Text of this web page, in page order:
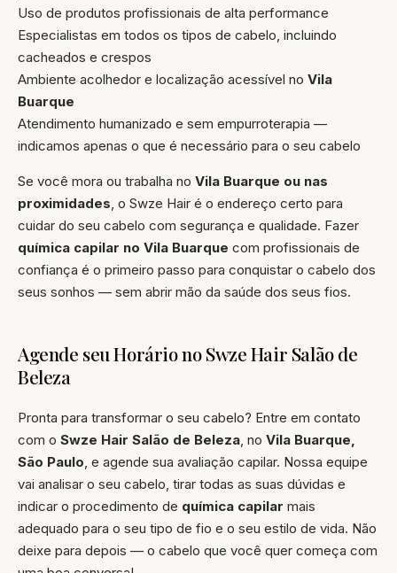
Uso de produtos profissionais de alta performance
Especialistas em todos os tipos de cabelo, incluindo
cacheados e crespos
Ambiente acolhedor e localização acessível no Vila
Buarque
Atendimento humanizado e sem empurroterapia —
indicamos apenas o que é necessário para o seu cabelo
Se você mora ou trabalha no Vila Buarque ou nas
proximidades, o Swze Hair é o endereço certo para
cuidar do seu cabelo com segurança e qualidade. Fazer
química capilar no Vila Buarque com profissionais de
confiança é o primeiro passo para conquistar o cabelo dos
seus sonhos — sem abrir mão da saúde dos seus fios.
Agende seu Horário no Swze Hair Salão de
Beleza
Pronta para transformar o seu cabelo? Entre em contato
com o Swze Hair Salão de Beleza, no Vila Buarque,
São Paulo, e agende sua avaliação capilar. Nossa equipe
vai analisar o seu cabelo, tirar todas as suas dúvidas e
indicar o procedimento de química capilar mais
adequado para o seu tipo de fio e o seu estilo de vida. Não
deixe para depois — o cabelo que você quer começa com